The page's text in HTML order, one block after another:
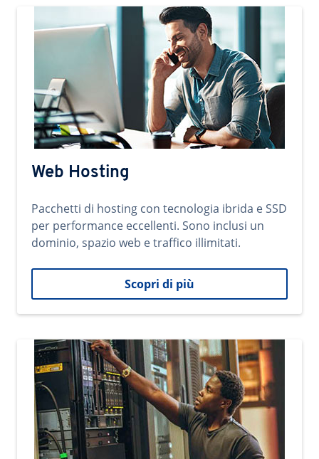
Web Hosting
Pacchetti di hosting con tecnologia ibrida e SSD
per performance eccellenti. Sono inclusi un
dominio, spazio web e traffico illimitati.
Scopri di più